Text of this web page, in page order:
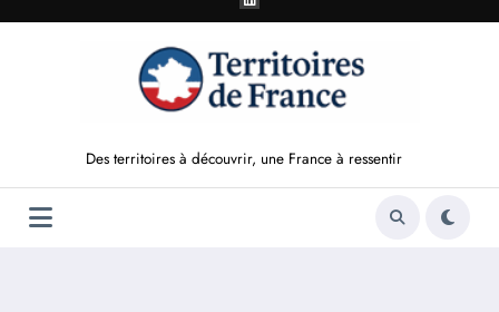
Des territoires à découvrir, une France à ressentir